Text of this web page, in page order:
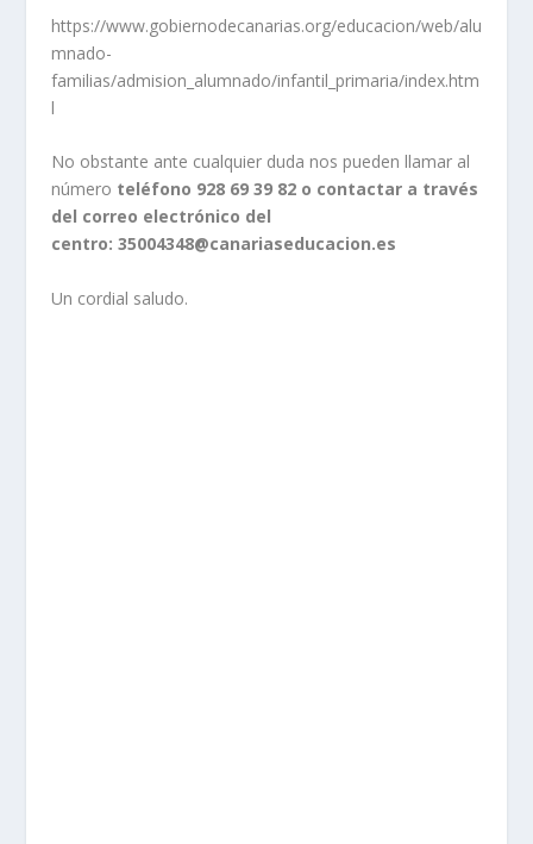
https://www.gobiernodecanarias.org/educacion/web/alu
mnado-
familias/admision_alumnado/infantil_primaria/index.htm
l
No obstante ante cualquier duda nos pueden llamar al
número teléfono 928 69 39 82 o contactar a través
del correo electrónico del
centro: 35004348@canariaseducacion.es
Un cordial saludo.